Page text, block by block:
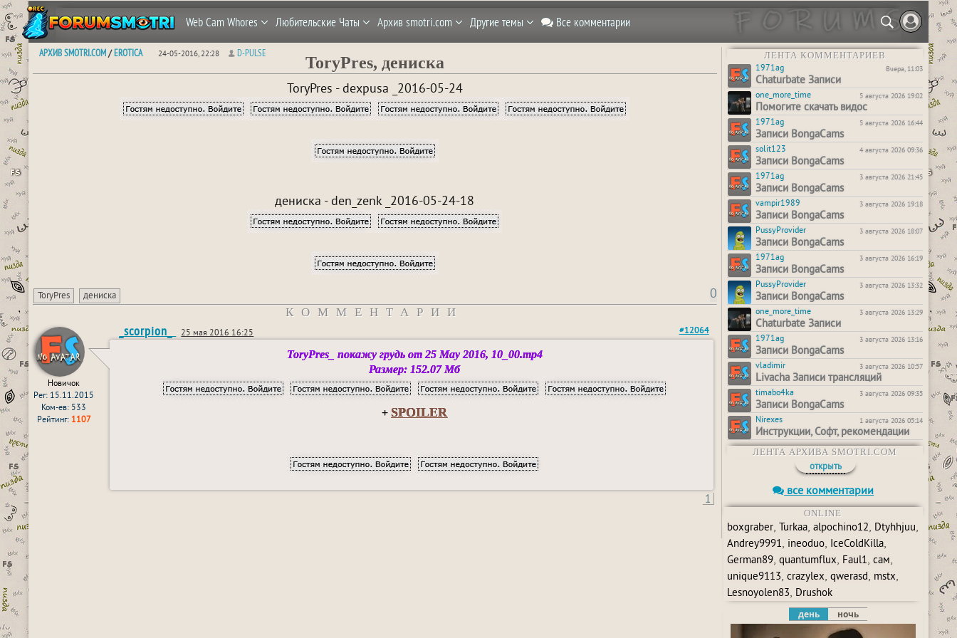
Web Cam Whores Любительские Чаты Архив smotri.com Другие темы Все комментарии
АРХИВ SMOTRI.COM/EROTICA 24-05-2016, 22:28 D-PULSE
ToryPres, дениска
ToryPres - dexpusa _2016-05-24
дениска - den_zenk _2016-05-24-18
ToryPres дениска 0
КОММЕНТАРИИ
Новичок
Рег: 15.11.2015
Ком-ев: 533
Рейтинг: 1107
_scorpion_ 25 мая 2016 16:25 #12064
ToryPres_ покажу грудь от 25 May 2016, 10_00.mp4
Размер: 152.07 Мб
+ SPOILER
1
ЛЕНТА КОММЕНТАРИЕВ
1971ag
Вчера, 11:03
Chaturbate Записи
one_more_time 5 августа 2026 19:02
Помогите скачать видос
1971ag 5 августа 2026 16:44
Записи BongaCams
solit123 4 августа 2026 09:36
Записи BongaCams
1971ag 3 августа 2026 21:45
Записи BongaCams
vampir1989 3 августа 2026 19:18
Записи BongaCams
PussyProvider 3 августа 2026 18:07
Записи BongaCams
1971ag 3 августа 2026 16:19
Записи BongaCams
PussyProvider 3 августа 2026 13:32
Записи BongaCams
one_more_time 3 августа 2026 13:29
Chaturbate Записи
1971ag 3 августа 2026 13:16
Записи BongaCams
vladimir 3 августа 2026 10:57
Livacha Записи трансляций
timabo4ka 3 августа 2026 09:35
Записи BongaCams
Nirexes 1 августа 2026 05:14
Инструкции, Софт, рекомендации
ЛЕНТА АРХИВА SMOTRI.COM
открыть
все комментарии
ONLINE
boxgraber, Turkaa, alpochino12, Dtyhhjuu,
Andrey9991, ineoduo, IceColdKilla,
German89, quantumflux, Faul1, сам,
unique9113, crazylex, qwerasd, mstx,
Lesnoyolen83, Drushok
день ночь